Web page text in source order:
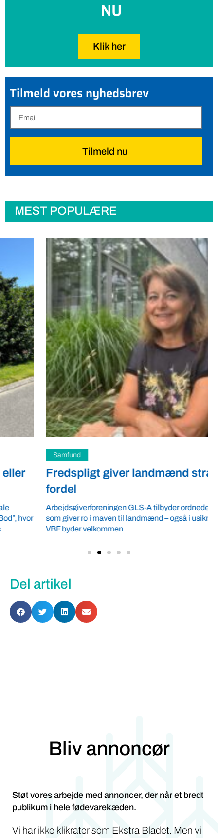
NU
Klik her
Tilmeld vores nyhedsbrev
Tilmeld nu
MEST POPULÆRE
Fredspligt giver landmænd strategisk
Arbejdsgiverforeningen GLS-A tilbyder ordnede forhold,
som giver ro i maven til landmænd – også i usikre tider.
VBF byder velkommen ...
Del artikel
Bliv annoncør
Støt vores arbejde med annoncer, der når et bredt
publikum i hele fødevarekæden.
Vi har ikke klikrater som Ekstra Bladet. Men vi